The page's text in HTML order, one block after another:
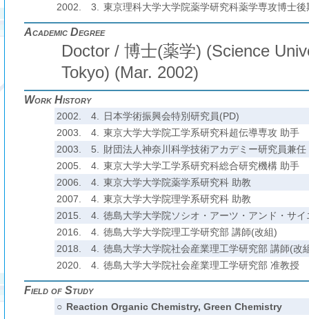
2002.
3. 東京理科大学大学院薬学研究科薬学専攻博士後
Academic Degree
Doctor / 博士(薬学) (Science
Tokyo) (Mar. 2002)
Work History
2002. 4.
日本学術振興会特別研究員(PD)
2003.
4.
東京大学大学院工学系研究科超伝導専攻 助手
2003.
5.
財団法人神奈川科学技術アカデミー研究員兼
2005.
4.
東京大学大学工学系研究科総合研究機構 助手
2006.
4.
東京大学大学院薬学系研究科 助教
2007.
4.
東京大学大学院理学系研究科 助教
2015.
4.
徳島大学大学院ソシオ・アーツ・アンド・サ
2016.
4.
徳島大学大学院理工学研究部 講師(改組)
2018.
4.
徳島大学大学院社会産業理工学研究部 講師(改
2020.
4. 徳島大学大学院社会産業理工学研究部 准教授
Field of Study
○ Reaction Organic Chemistry, Green Chemistry